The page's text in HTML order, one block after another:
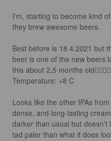
I'm, starting to become kind
they brew awesome beers.
Best before is 18.4.2021 but
beer is one of the new beers
this about 2,5 months
Temperature: +8 C
Looks like the other IPAs
dense, and long-lasting
darker than usual but doesn't
tad paler than what it does